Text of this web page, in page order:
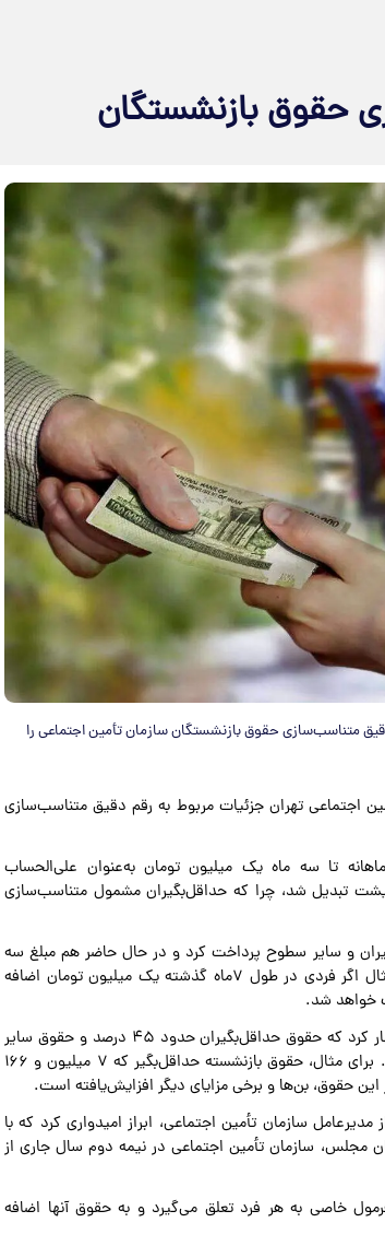
حقوق بازنشستگان
متناسب‌سازی حقوق بازنشستگان سازمان تأمین اجتماعی را
اجتماعی تهران جزئیات مربوط به رقم دقیق متناسب‌سازی
تا سه ماه یک میلیون تومان به‌عنوان علی‌الحساب
تبدیل شد، چرا که حداقل‌بگیران مشمول متناسب‌سازی
و سایر سطوح پرداخت کرد و در حال حاضر هم مبلغ سه
میلیون تومان از مطالبات متناسب‌سازی کسر می‌شود. به‌عنوان‌مثال اگر فردی در طول ۷ماه گذشته یک میلیون تومان اضافه
خواهد شد.
دهقان کیا همچنین درباره میزان افزایش حقوق بازنشستگان اظهار کرد که حقوق حداقل‌بگیران حدود ۴۵ درصد و حقوق سایر
سطوح ۳۲ درصد به‌علاوه ۹۳۱ هزار تومان افزایش خواهد یافت. برای مثال، حقوق بازنشسته حداقل‌بگیر که ۷ میلیون و ۱۶۶
سازمان تأمین اجتماعی، ابراز امیدواری کرد که با
مجلس، سازمان تأمین اجتماعی در نیمه دوم سال جاری از
خاصی به هر فرد تعلق می‌گیرد و به حقوق آنها اضافه